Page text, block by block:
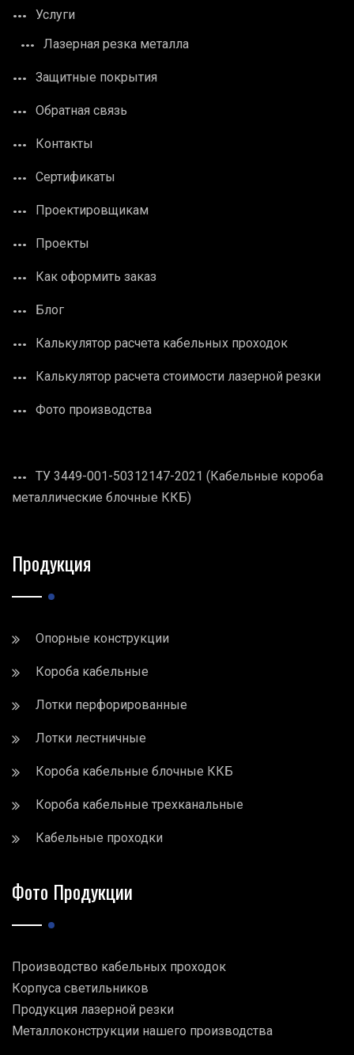
Услуги
Лазерная резка металла
Защитные покрытия
Обратная связь
Контакты
Сертификаты
Проектировщикам
Проекты
Как оформить заказ
Блог
Калькулятор расчета кабельных проходок
Калькулятор расчета стоимости лазерной резки
Фото производства
ТУ 3449-001-50312147-2021 (Кабельные короба
металлические блочные ККБ)
Продукция
Опорные конструкции
Короба кабельные
Лотки перфорированные
Лотки лестничные
Короба кабельные блочные ККБ
Короба кабельные трехканальные
Кабельные проходки
Фото Продукции
Производство кабельных проходок
Корпуса светильников
Продукция лазерной резки
Металлоконструкции нашего производства